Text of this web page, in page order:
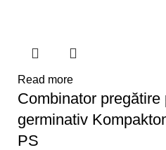
Read more
Combinator pregătire
germinativ
PS